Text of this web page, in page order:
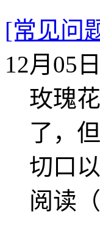
[常见问
12月05
玫瑰
了，
切口
阅读